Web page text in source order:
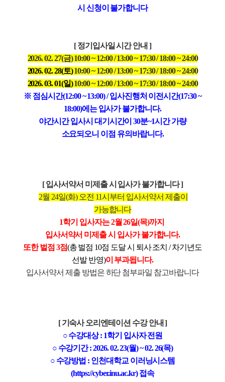
시 신청이 불가합니다
[ 정기입사일 시간 안내 ]
2026. 02. 27(금) 10:00 ~ 12:00 / 13:00 ~ 17:30 / 18:00~ 24:00
2026. 02. 28(토)10:00 ~ 12:00 / 13:00 ~ 17:30 / 18:00~ 24:00
2026. 03. 01(일)10:00 ~ 12:00 / 13:00 ~ 17:30 / 18:00~ 24:00
※ 점심시간(12:00 ~ 13:00) / 입사진행처 이전시간(17:30 ~
18:00)에는 입사가 불가합니다.
야간시간 입사시 대기시간이 30분~1시간 가량
소요되오니 이점 유의바랍니다.
[ 입사서약서 미제출 시 입사가 불가합니다]
2월 24일(화) 오전 11시부터 입사서약서 제출이
가능합니다
1학기 입사자는2월 26일(목)까지
입사서약서 미제출 시 입사가 불가합니다.
또한 벌점 3점(총 벌점 10점 도달 시 퇴사 조치 / 차기년도
선발 반영)이 부과됩니다.
입사서약서 제출 방법은 하단 첨부파일 참고바랍니다
[ 기숙사 오리엔테이션 수강 안내 ]
○ 수강대상 : 1학기 입사자 전원
○ 수강기간 : 2026. 02. 23(월) ~ 02. 26(목)
○ 수강방법 : 인천대학교 이러닝시스템
(https://cyber.inu.ac.kr) 접속